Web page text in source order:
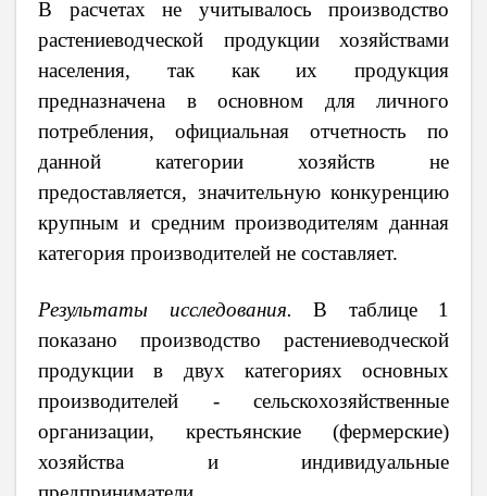
В расчетах не учитывалось производство
растениеводческой продукции хозяйствами
населения, так как их продукция
предназначена в основном для личного
потребления, официальная отчетность по
данной категории хозяйств не
предоставляется, значительную конкуренцию
крупным и средним производителям данная
категория производителей не составляет.
Результаты исследования. В таблице 1
показано производство растениеводческой
продукции в двух категориях основных
производителей - сельскохозяйственные
организации, крестьянские (фермерские)
хозяйства и индивидуальные